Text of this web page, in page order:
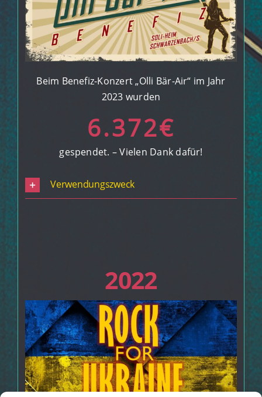
Beim Benefiz-Konzert „Olli Bär-Air“ im Jahr
2023 wurden
6.372€
gespendet. – Vielen Dank dafür!
Verwendungszweck
2022